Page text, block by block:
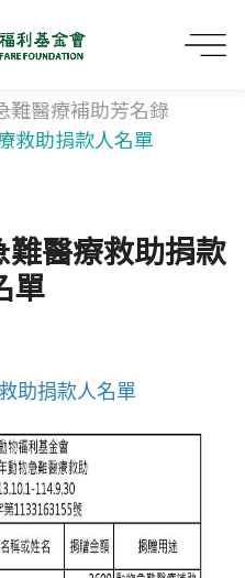
難醫療補助芳名錄
救助捐款人名單
醫療救助捐款
單
助捐款人名單